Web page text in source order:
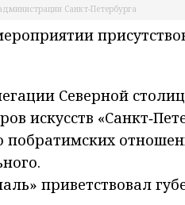
Санкт-Петербурга
Северной
искусств
приветствовал